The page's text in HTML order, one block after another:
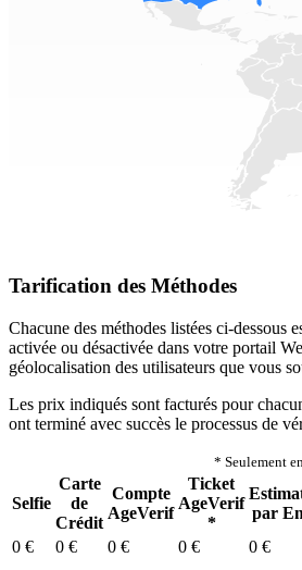
Tarification des Méthodes
Chacune des méthodes listées ci-dessous
activée ou désactivée dans votre portail
géolocalisation des utilisateurs que vous
Les prix indiqués sont facturés pour
ont terminé avec succès le processus de
* Seulement
Selfie
Carte
de
Crédit
Compte
AgeVerif
Ticket
AgeVerif
*
par
0 € 0 € 0 € 0 € 0 €